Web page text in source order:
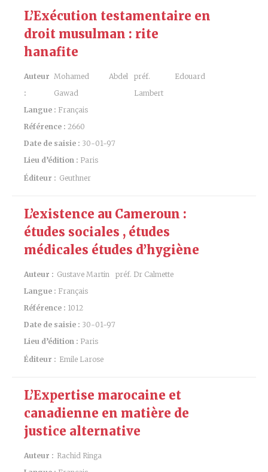
L’Exécution testamentaire en
droit musulman : rite
hanafite
Auteur
:
Mohamed Abdel
Gawad
préf. Edouard
Lambert
Langue : Français
Référence : 2660
Date de saisie : 30-01-97
Lieu d’édition : Paris
Éditeur : Geuthner
L’existence au Cameroun :
études sociales , études
médicales études d’hygiène
Auteur : Gustave Martin
préf. Dr Calmette
Langue : Français
Référence : 1012
Date de saisie : 30-01-97
Lieu d’édition : Paris
Éditeur : Emile Larose
L’Expertise marocaine et
canadienne en matière de
justice alternative
Auteur : Rachid Ringa